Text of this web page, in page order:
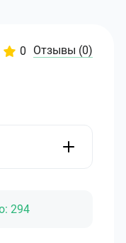
0 Отзывы (0)
294